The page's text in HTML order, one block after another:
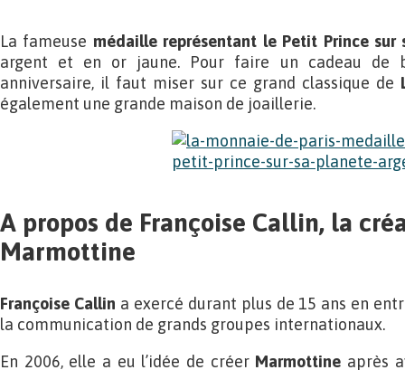
La fameuse médaille représentant le Petit Prince sur
argent et en or jaune. Pour faire un cadeau de
anniversaire, il faut miser sur ce grand classique de
également une grande maison de joaillerie.
A propos de Françoise Callin, la
Marmottine
Françoise Callin a exercé durant plus de 15 ans en
la communication de grands groupes internationaux.
En 2006, elle a eu l’idée de créer Marmottine après